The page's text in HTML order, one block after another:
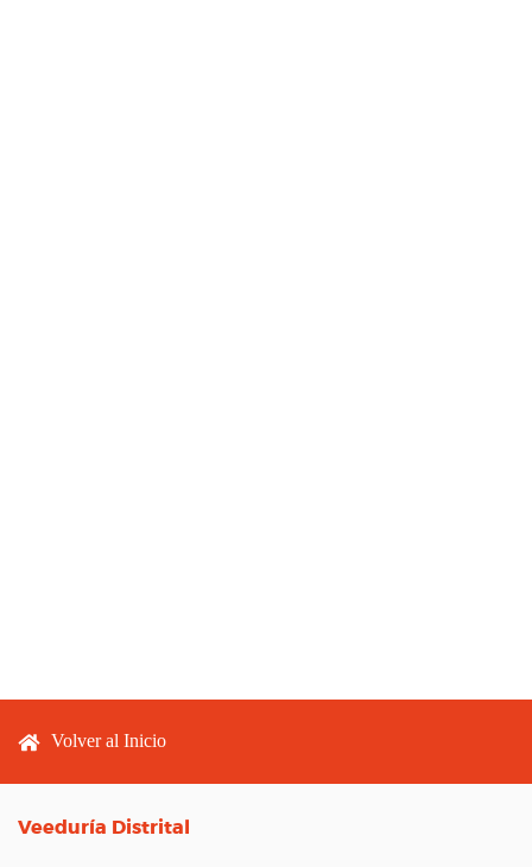
Footer menu
Volver al Inicio
Veeduría Distrital